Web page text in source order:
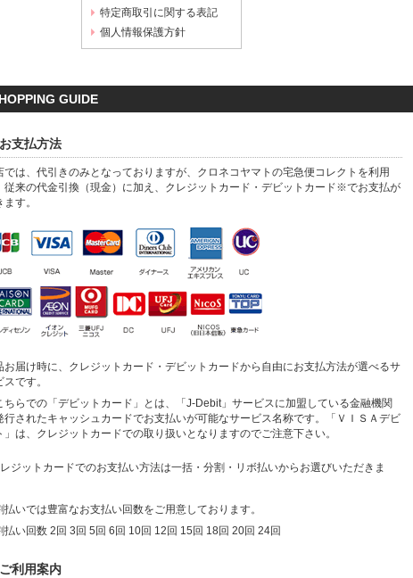
特定商取引に関する表記
個人情報保護方針
GUIDE
お支払方法
では、代引きのみとなっておりますが、クロネコヤマトの宅急便コレクトを利用
従来の代金引換（現金）に加え、クレジットカード・デビットカード※でお支払が
ます。
お届け時に、クレジットカード・デビットカードから自由にお支払方法が選べるサ
スです。
らでの「デビットカード」とは、「J-Debit」サービスに加盟している金融機関
行されたキャッシュカードでお支払いが可能なサービス名称です。「ＶＩＳＡデビ
」は、クレジットカードでの取り扱いとなりますのでご注意下さい。
ジットカードでのお支払い方法は一括・分割・リボ払いからお選びいただきま
払いでは豊富なお支払い回数をご用意しております。
払い回数 2回 3回 5回 6回 10回 12回 15回 18回 20回 24回
ご利用案内